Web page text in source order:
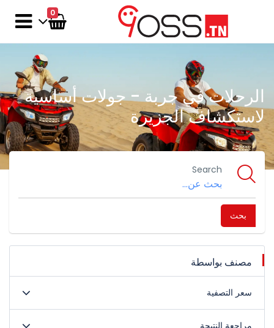
0
الرحلات في جربة - جولات أساسية
لاستكشاف الجزيرة
Search
بحث
مصنف بواسطة
سعر التصفية
مراجعة النتيجة